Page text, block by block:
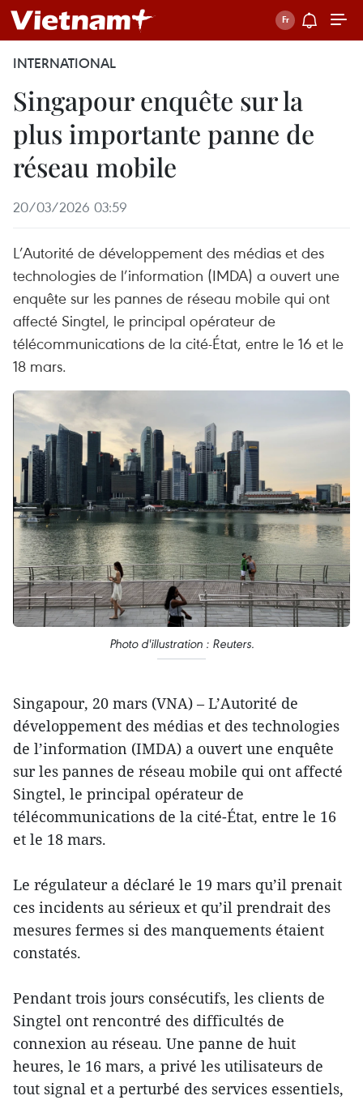
INTERNATIONAL
Singapour enquête sur la
plus importante panne de
réseau mobile
20/03/2026 03:59
L’Autorité de développement des médias et des
technologies de l’information (IMDA) a ouvert une
enquête sur les pannes de réseau mobile qui ont
affecté Singtel, le principal opérateur de
télécommunications de la cité-État, entre le 16 et le
18 mars.
Photo d'illustration : Reuters.
Singapour, 20 mars (VNA) – L’Autorité de
développement des médias et des technologies
de l’information (IMDA) a ouvert une enquête
sur les pannes de réseau mobile qui ont affecté
Singtel, le principal opérateur de
télécommunications de la cité-État, entre le 16
et le 18 mars.
Le régulateur a déclaré le 19 mars qu’il prenait
ces incidents au sérieux et qu’il prendrait des
mesures fermes si des manquements étaient
constatés.
Pendant trois jours consécutifs, les clients de
Singtel ont rencontré des difficultés de
connexion au réseau. Une panne de huit
heures, le 16 mars, a privé les utilisateurs de
tout signal et a perturbé des services essentiels,